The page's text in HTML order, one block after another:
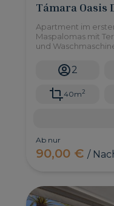
Támara Oasis
Apartment im
Maspalomas mit
und
2
40m2
Ab nur
90,00 €/